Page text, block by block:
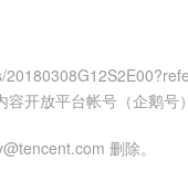
开放平台帐号（企鹅号
删除。